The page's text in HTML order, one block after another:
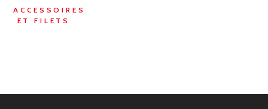
ACCESSOIRES
ET FILETS